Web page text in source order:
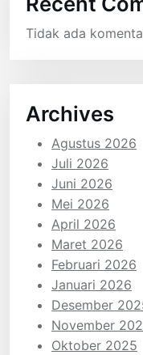
Tidak ada
Archives
Agustus 2026
Juli 2026
Juni 2026
Mei 2026
April 2026
Maret 2026
Februari 2026
Januari 2026
Desember
November
Oktober 2025